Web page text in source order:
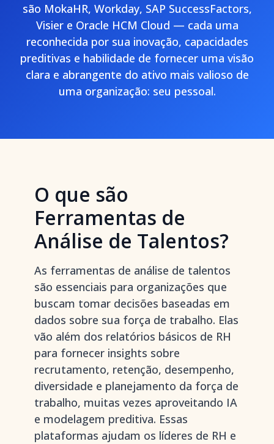
são MokaHR, Workday, SAP SuccessFactors,
Visier e Oracle HCM Cloud — cada uma
reconhecida por sua inovação, capacidades
preditivas e habilidade de fornecer uma visão
clara e abrangente do ativo mais valioso de
uma organização: seu pessoal.
O que são
Ferramentas de
Análise de Talentos?
As ferramentas de análise de talentos
são essenciais para organizações que
buscam tomar decisões baseadas em
dados sobre sua força de trabalho. Elas
vão além dos relatórios básicos de RH
para fornecer insights sobre
recrutamento, retenção, desempenho,
diversidade e planejamento da força de
trabalho, muitas vezes aproveitando IA
e modelagem preditiva. Essas
plataformas ajudam os líderes de RH e